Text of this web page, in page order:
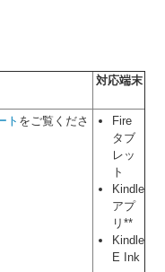
対応端末
ト をご覧くださ
Fire
タブ
レッ
ト
Kindle
アプ
リ**
Kindle
E Ink